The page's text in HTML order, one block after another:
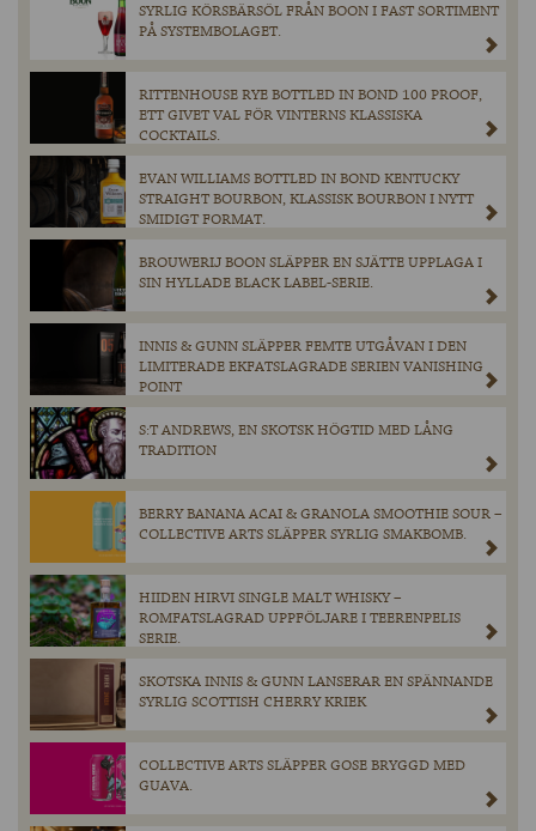
SYRLIG KÖRSBÄRSÖL FRÅN BOON I FAST SORTIMENT
PÅ SYSTEMBOLAGET.
RITTENHOUSE RYE BOTTLED IN BOND 100 PROOF,
ETT GIVET VAL FÖR VINTERNS KLASSISKA
COCKTAILS.
EVAN WILLIAMS BOTTLED IN BOND KENTUCKY
STRAIGHT BOURBON, KLASSISK BOURBON I NYTT
SMIDIGT FORMAT.
BROUWERIJ BOON SLÄPPER EN SJÄTTE UPPLAGA I
SIN HYLLADE BLACK LABEL-SERIE.
INNIS & GUNN SLÄPPER FEMTE UTGÅVAN I DEN
LIMITERADE EKFATSLAGRADE SERIEN VANISHING
POINT
S:T ANDREWS, EN SKOTSK HÖGTID MED LÅNG
TRADITION
BERRY BANANA ACAI & GRANOLA SMOOTHIE SOUR –
COLLECTIVE ARTS SLÄPPER SYRLIG SMAKBOMB.
HIIDEN HIRVI SINGLE MALT WHISKY –
ROMFATSLAGRAD UPPFÖLJARE I TEERENPELIS
SERIE.
SKOTSKA INNIS & GUNN LANSERAR EN SPÄNNANDE
SYRLIG SCOTTISH CHERRY KRIEK
COLLECTIVE ARTS SLÄPPER GOSE BRYGGD MED
GUAVA.